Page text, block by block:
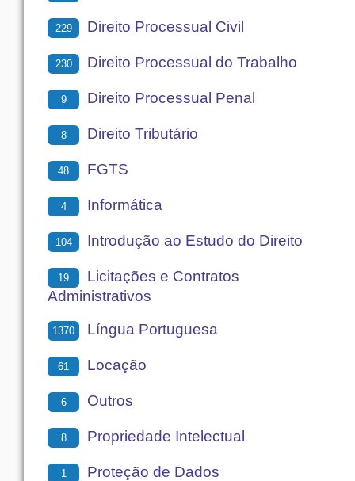
229 Direito Processual Civil
230 Direito Processual do Trabalho
9 Direito Processual Penal
8 Direito Tributário
48 FGTS
4 Informática
104 Introdução ao Estudo do Direito
19
Licitações e Contratos
Administrativos
1370 Língua Portuguesa
61 Locação
6 Outros
8 Propriedade Intelectual
1 Proteção de Dados